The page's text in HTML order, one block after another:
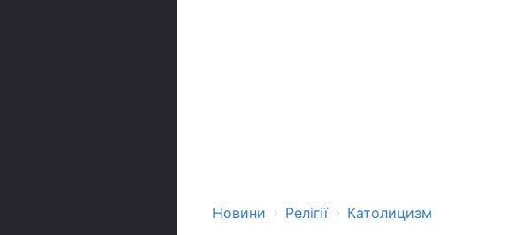
Новини › Релігії › Католицизм